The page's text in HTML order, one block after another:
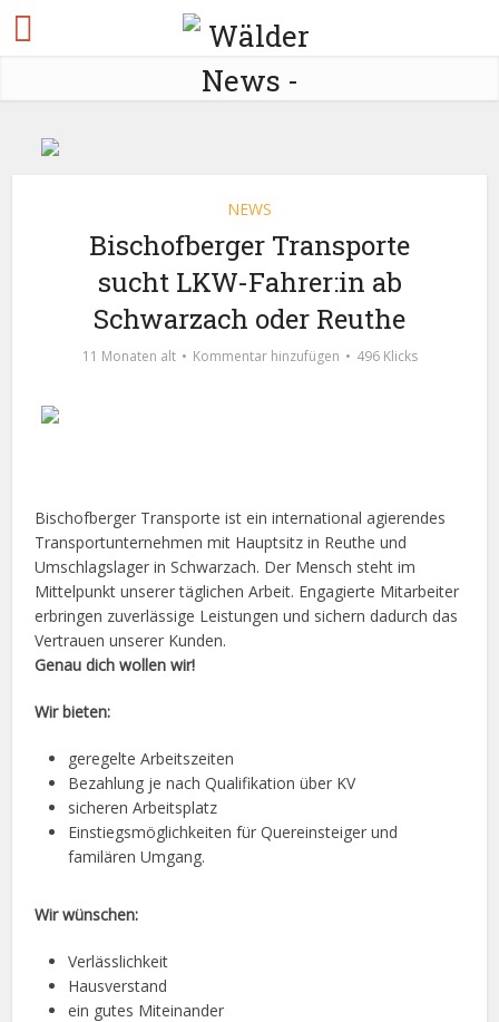
NEWS
Bischofberger Transporte
sucht LKW-Fahrer:in ab
Schwarzach oder Reuthe
11 Monaten alt Kommentar hinzufügen 496 Klicks
Bischofberger Transporte ist ein international agierendes
Transportunternehmen mit Hauptsitz in Reuthe und
Umschlagslager in Schwarzach. Der Mensch steht im
Mittelpunkt unserer täglichen Arbeit. Engagierte Mitarbeiter
erbringen zuverlässige Leistungen und sichern dadurch das
Vertrauen unserer Kunden.
Genau dich wollen wir!
Wir bieten:
geregelte Arbeitszeiten
Bezahlung je nach Qualifikation über KV
sicheren Arbeitsplatz
Einstiegsmöglichkeiten für Quereinsteiger und
familären Umgang.
Wir wünschen:
Verlässlichkeit
Hausverstand
ein gutes Miteinander